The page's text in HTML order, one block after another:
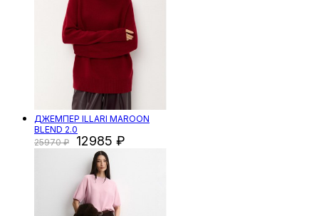
ДЖЕМПЕР ILLARI MAROON
BLEND 2.0
25970
12985